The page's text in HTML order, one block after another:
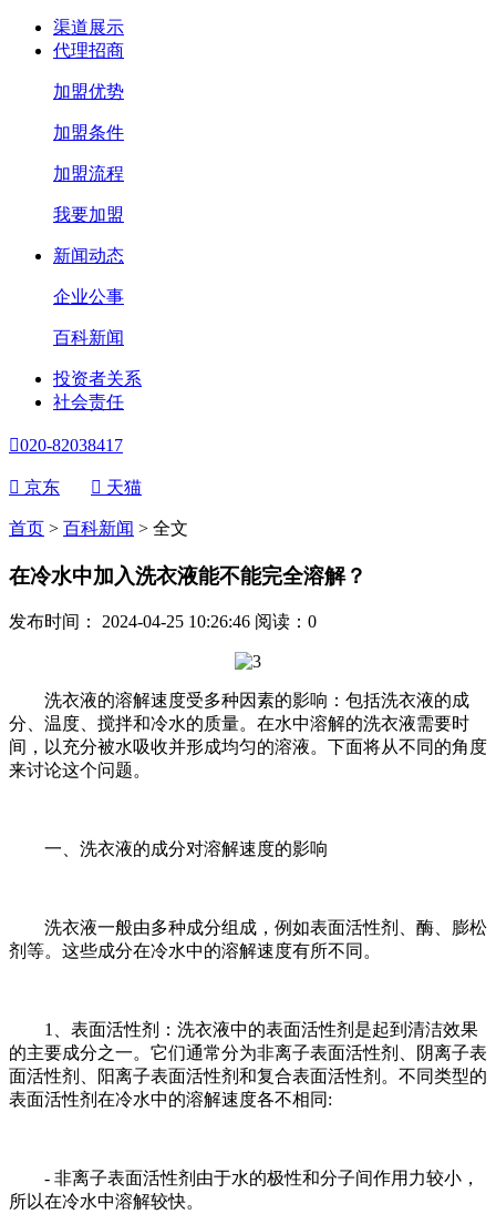
渠道展示
代理招商
加盟优势
加盟条件
加盟流程
我要加盟
新闻动态
企业公事
百科新闻
投资者关系
社会责任
020-82038417
 京东  天猫
首页 > 百科新闻 > 全文
在冷水中加入洗衣液能不能完全溶解？
发布时间： 2024-04-25 10:26:46 阅读： 0
洗衣液的溶解速度受多种因素的影响：包括洗衣液的成
分、温度、搅拌和冷水的质量。在水中溶解的洗衣液需要时
间，以充分被水吸收并形成均匀的溶液。下面将从不同的角度
来讨论这个问题。
一、洗衣液的成分对溶解速度的影响
洗衣液一般由多种成分组成，例如表面活性剂、酶、膨松
剂等。这些成分在冷水中的溶解速度有所不同。
1、表面活性剂：洗衣液中的表面活性剂是起到清洁效果
的主要成分之一。它们通常分为非离子表面活性剂、阴离子表
面活性剂、阳离子表面活性剂和复合表面活性剂。不同类型的
表面活性剂在冷水中的溶解速度各不相同:
- 非离子表面活性剂由于水的极性和分子间作用力较小，
所以在冷水中溶解较快。